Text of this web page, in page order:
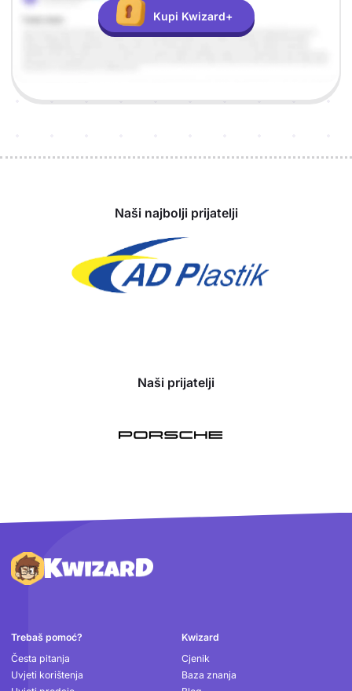
Kupi Kwizard+
Naši najbolji prijatelji
Naši prijatelji
Podnožje
Trebaš pomoć?
Česta pitanja
Uvjeti korištenja
Kwizard
Cjenik
Baza znanja